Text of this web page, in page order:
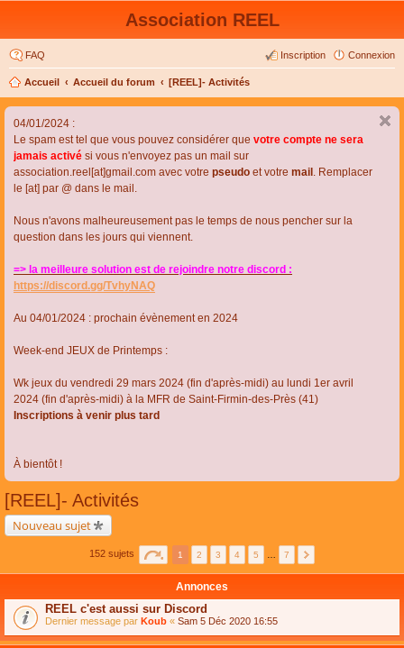
Association REEL
FAQ Connexion
Inscription
Accueil Accueil du forum [REEL]- Activités
04/01/2024 :
Le spam est tel que vous pouvez considérer que votre compte ne sera
jamais activé si vous n'envoyez pas un mail sur
association.reel[at]gmail.com avec votre pseudo et votre mail . Remplacer
le [at] par @ dans le mail.
Nous n'avons malheureusement pas le temps de nous pencher sur la
question dans les jours qui viennent.
=> la meilleure solution est de rejoindre notre discord :
https://discord.gg/TvhyNAQ
Au 04/01/2024 : prochain évènement en 2024
Week-end JEUX de Printemps :
Wk jeux du vendredi 29 mars 2024 (fin d'après-midi) au lundi 1er avril
2024 (fin d'après-midi) à la MFR de Saint-Firmin-des-Près (41)
Inscriptions à venir plus tard
À bientôt !
[REEL]- Activités
Nouveau sujet
152 sujets 1 2 3 4 5 7
Annonces
REEL c'est aussi sur Discord
Dernier message par Koub « Sam 5 Déc 2020 16:55